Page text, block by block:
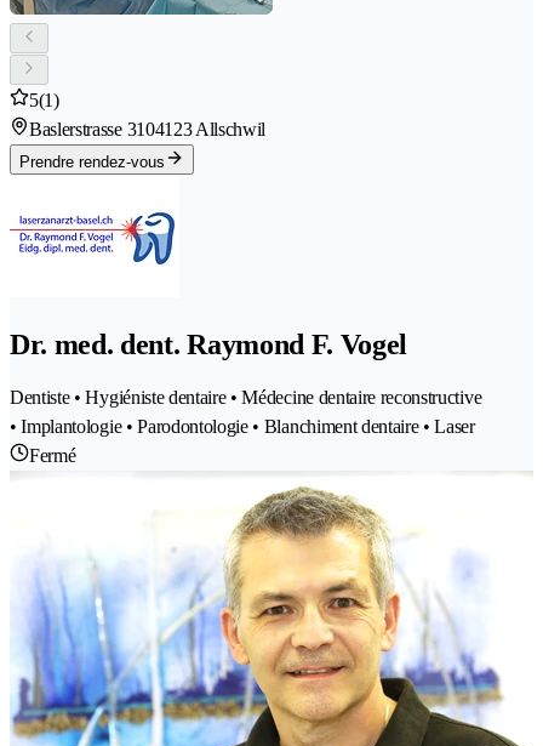
5(1)
Baslerstrasse 3104123 Allschwil
Prendre rendez-vous
Dr. med. dent. Raymond F. Vogel
Dentiste • Hygiéniste dentaire • Médecine dentaire reconstructive
• Implantologie • Parodontologie • Blanchiment dentaire • Laser
Fermé